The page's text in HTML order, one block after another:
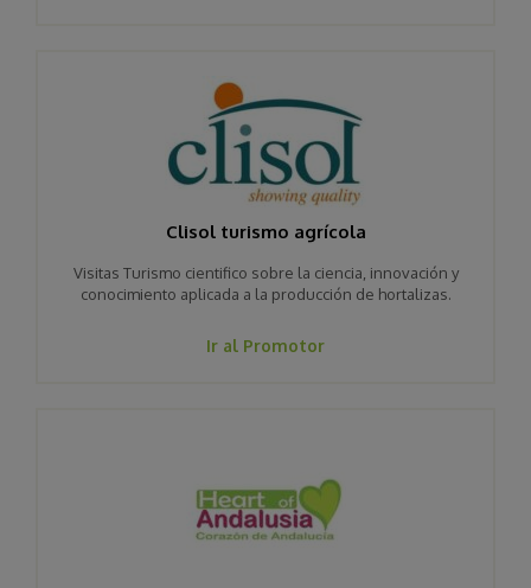
Clisol turismo agrícola
Visitas Turismo cientifico sobre la ciencia, innovación y
conocimiento aplicada a la producción de hortalizas.
Ir al Promotor